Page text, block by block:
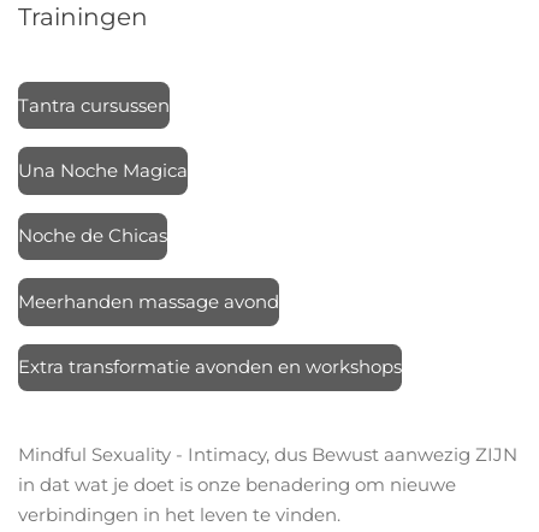
Trainingen
Tantra cursussen
Una Noche Magica
Noche de Chicas
Meerhanden massage avond
Extra transformatie avonden en workshops
Mindful Sexuality - Intimacy, dus Bewust aanwezig ZIJN
in dat wat je doet is onze benadering om nieuwe
verbindingen in het leven te vinden.